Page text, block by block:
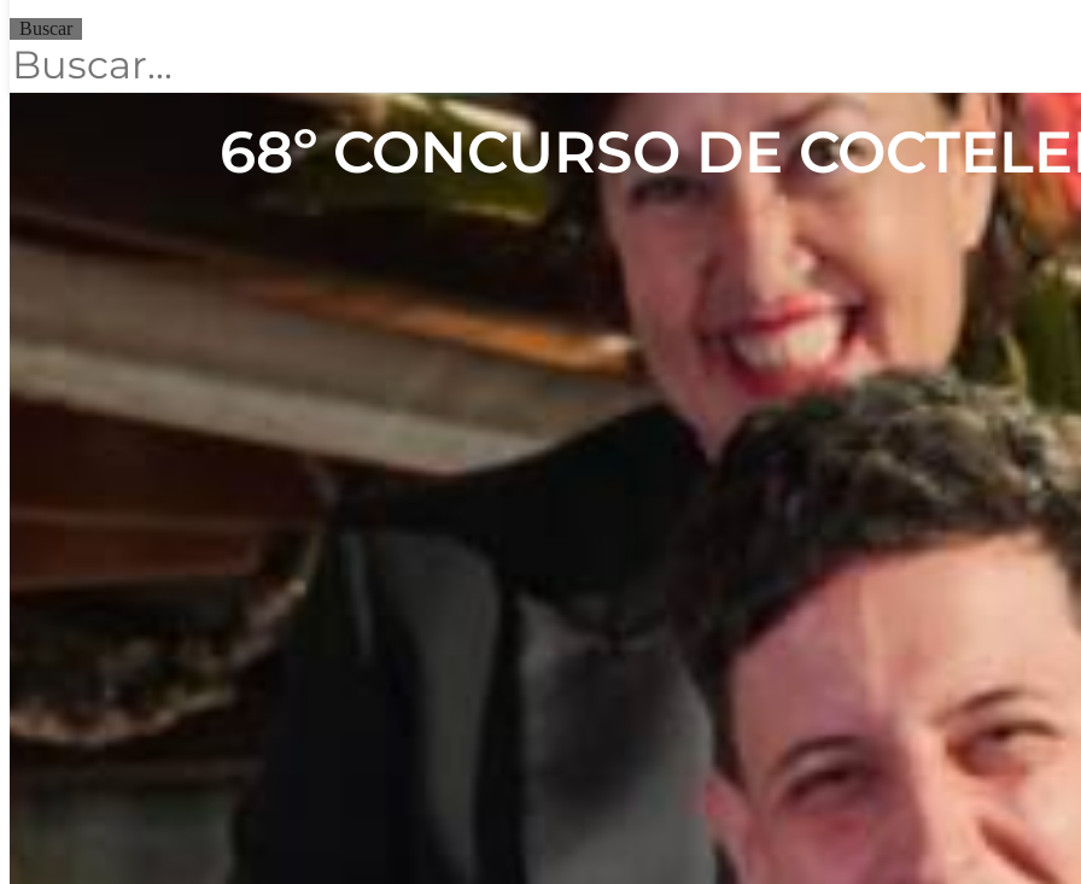
Buscar
68º CONCURSO DE